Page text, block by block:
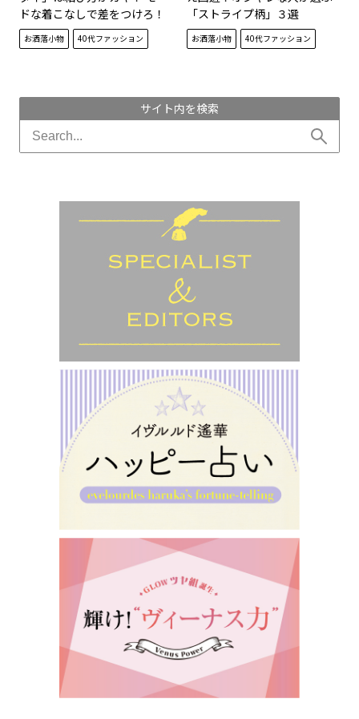
ドな着こなしで差をつけろ！
お洒落小物 40代ファッション
「ストライプ柄」３選
お洒落小物 40代ファッション
サイト内を検索